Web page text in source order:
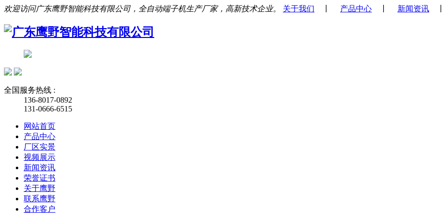
欢迎访问广东鹰野智能科技有限公司，全自动端子机生产厂家，高新技术企业。 关于我们 产品中心 新闻资讯
全国服务热线 :
136-8017-0892
131-0666-6515
网站首页
产品中心
厂区实景
视频展示
新闻资讯
荣誉证书
关于鹰野
联系鹰野
合作客户